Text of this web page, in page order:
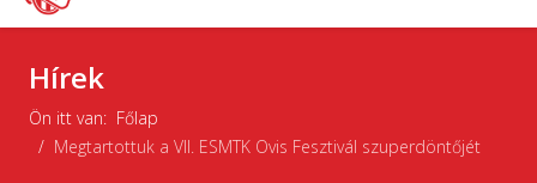
Hírek
Ön itt van: Főlap
Megtartottuk a VII. ESMTK Ovis Fesztivál szuperdöntőjét